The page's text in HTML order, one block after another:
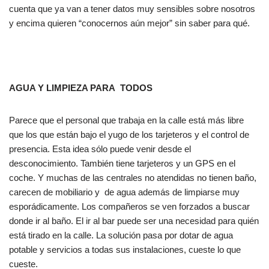
cuenta que ya van a tener datos muy sensibles sobre nosotros
y encima quieren “conocernos aún mejor” sin saber para qué.
AGUA Y LIMPIEZA PARA TODOS
Parece que el personal que trabaja en la calle está más libre
que los que están bajo el yugo de los tarjeteros y el control de
presencia. Esta idea sólo puede venir desde el
desconocimiento. También tiene tarjeteros y un GPS en el
coche. Y muchas de las centrales no atendidas no tienen baño,
carecen de mobiliario y de agua además de limpiarse muy
esporádicamente. Los compañeros se ven forzados a buscar
donde ir al baño. El ir al bar puede ser una necesidad para quién
está tirado en la calle. La solución pasa por dotar de agua
potable y servicios a todas sus instalaciones, cueste lo que
cueste.